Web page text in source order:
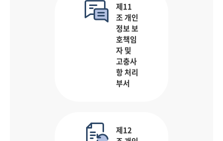
제11
조 개인
정보 보
호책임
자 및
고충사
항 처리
부서
제12